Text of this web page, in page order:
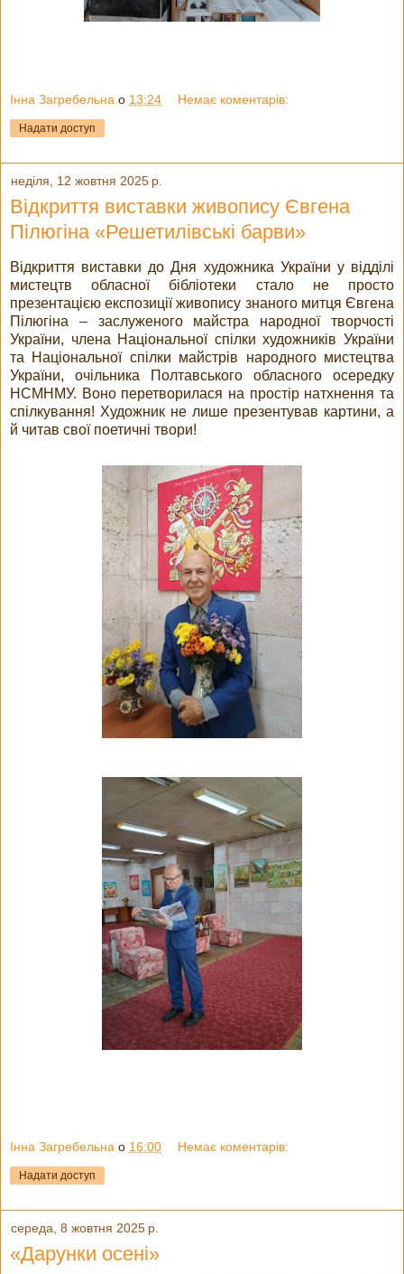
Інна Загребельна о 13:24 Немає коментарів:
Надати доступ
неділя, 12 жовтня 2025 р.
Відкриття виставки живопису Євгена
Пілюгіна «Решетилівські барви»
Відкриття виставки до Дня художника України у відділі
мистецтв обласної бібліотеки стало не просто
презентацією експозиції живопису знаного митця Євгена
Пілюгіна – заслуженого майстра народної творчості
України, члена Національної спілки художників України
та Національної спілки майстрів народного мистецтва
України, очільника Полтавського обласного осередку
НСМНМУ. Воно перетворилася на простір натхнення та
спілкування! Художник не лише презентував картини, а
й читав свої поетичні твори!
Інна Загребельна о 16:00 Немає коментарів:
Надати доступ
середа, 8 жовтня 2025 р.
«Дарунки осені»